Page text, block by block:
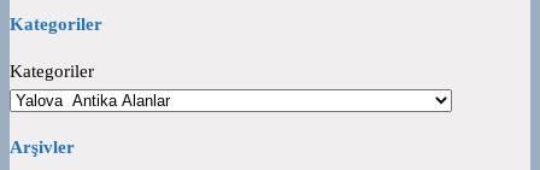
Kategoriler
Kategoriler
Arşivler